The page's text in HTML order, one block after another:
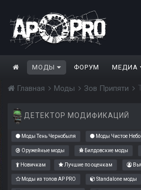
МОДЫ ФОРУМ МЕДИА
Главная Моды Зов Припяти
ДЕТЕКТОР МОДИФИКАЦИЙ
Моды Тень Чернобыля Моды Чистое Небо
Оружейные моды Билдовские моды
Новичкам Лучшие по оценкам
Моды из топов AP PRO Standalone моды